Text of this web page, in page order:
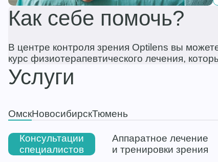
Как себе помочь?
В центре контроля зрения Optilens вы
курс физиотерапевтического лечения,
Услуги
ОмскНовосибирскТюмень
Консультации
специалистов
Аппаратное лечение
и тренировки зрения